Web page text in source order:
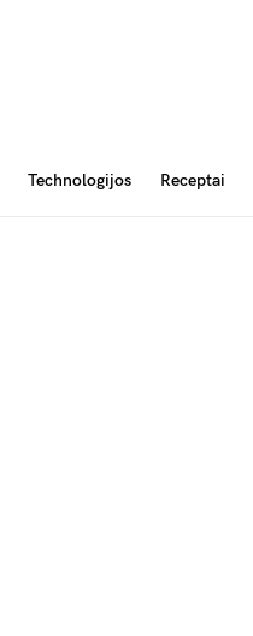
Technologijos Receptai